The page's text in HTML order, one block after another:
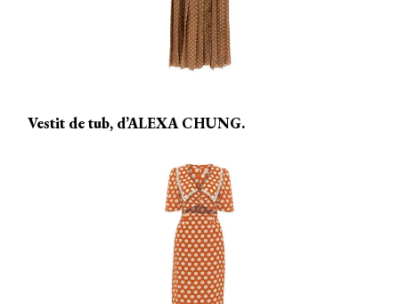
Vestit de tub, d’ALEXA CHUNG.